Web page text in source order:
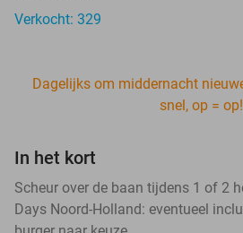
Verkocht: 329
Dagelijks om middernacht
snel, op = op!
In het kort
Scheur over de baan tijdens 1 of 2
Days Noord-Holland: eventueel